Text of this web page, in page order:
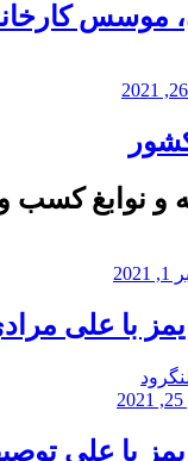
موسس
و نوابغ کسب
با علی
با علی